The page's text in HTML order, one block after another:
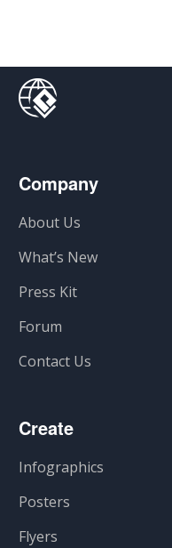
Company
About Us
What’s New
Press Kit
Forum
Contact Us
Create
Infographics
Posters
Flyers